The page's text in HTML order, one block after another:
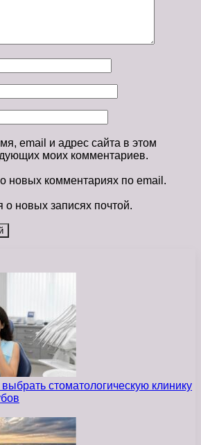
email и адрес сайта в этом
моих комментариев.
новых комментариях по email.
новых записях почтой.
стоматологическую клинику